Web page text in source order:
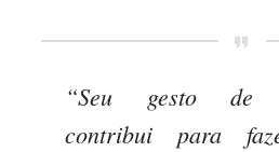
“Seu gesto de
contribui para